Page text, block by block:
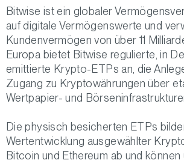
Bitwise ist ein globaler
auf digitale Vermögenswerte und
Kundenvermögen von über 11
Europa bietet Bitwise regulierte, in
emittierte Krypto-ETPs an, die
Zugang zu Kryptowährungen über
Wertpapier- und
Die physisch besicherten ETPs
Wertentwicklung ausgewählter
Bitcoin und Ethereum ab und können